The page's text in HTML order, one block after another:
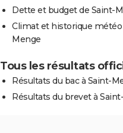
Dette et budget de Saint-
Climat et historique météo
Menge
Tous les résultats
Résultats du bac à Saint-
Résultats du brevet à